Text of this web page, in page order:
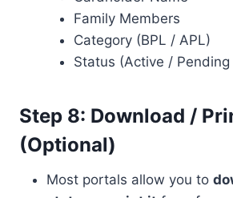
Family Members
Category (BPL / APL)
Status (Active /
Step 8: Download /
(Optional)
Most portals allow you to